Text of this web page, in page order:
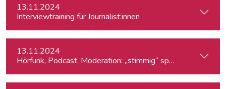
13.11.2024
Interviewtraining für Journalist:innen
13.11.2024
Hörfunk, Podcast, Moderation: „stimmig“ sprechen